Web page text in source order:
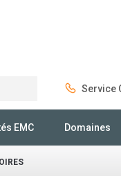
Service
EMC Domaines